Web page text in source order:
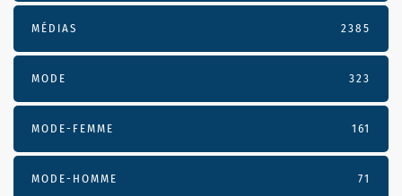
MÉDIAS 2385
MODE 323
MODE-FEMME 161
MODE-HOMME 71